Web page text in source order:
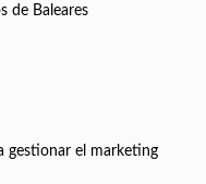
de Baleares
gestionar el marketing